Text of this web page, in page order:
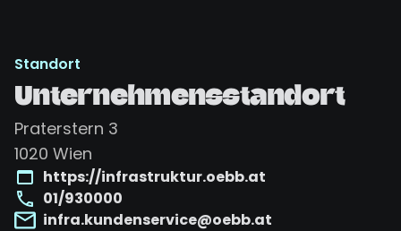
Standort
Unternehmensstandort
Praterstern 3
1020 Wien
https://infrastruktur.oebb.at
01/930000
infra.kundenservice@oebb.at